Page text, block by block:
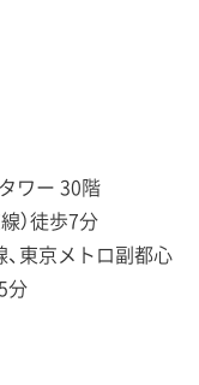
ワー 30階
）徒歩7分
、東京メトロ副都心
分